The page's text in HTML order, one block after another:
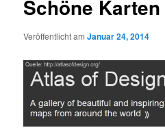
Schöne
Veröffentlicht amJanuar 24, 2014